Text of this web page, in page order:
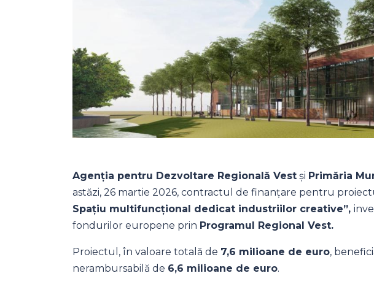
Agenția pentru Dezvoltare Regională Vest și Primăria
astăzi, 26 martie 2026, contractul de finanțare pentru
Spațiu multifuncțional dedicat industriilor creative”,
fondurilor europene prin Programul Regional Vest.
Proiectul, în valoare totală de 7,6 milioane de euro,
nerambursabilă de 6,6 milioane de euro.